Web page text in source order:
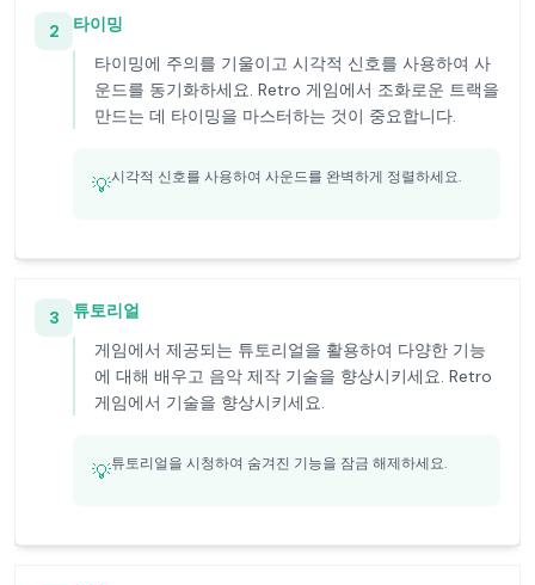
2
타이밍
타이밍에 주의를 기울이고 시각적 신호를 사용하여 사
운드를 동기화하세요. Retro 게임에서 조화로운 트랙을
만드는 데 타이밍을 마스터하는 것이 중요합니다.
💡시각적 신호를 사용하여 사운드를 완벽하게 정렬하세요.
3
튜토리얼
게임에서 제공되는 튜토리얼을 활용하여 다양한 기능
에 대해 배우고 음악 제작 기술을 향상시키세요. Retro
게임에서 기술을 향상시키세요.
💡튜토리얼을 시청하여 숨겨진 기능을 잠금 해제하세요.